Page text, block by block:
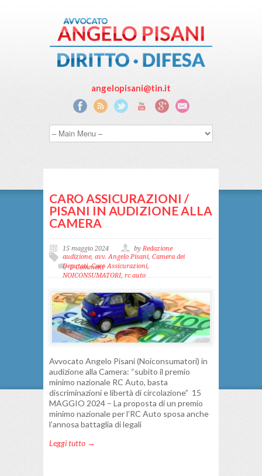
angelopisani@tin.it
CARO ASSICURAZIONI /
PISANI IN AUDIZIONE ALLA
CAMERA
15 maggio 2024 byRedazione
audizione, avv. Angelo Pisani, Camera dei
Deputati,Caro Assicurazioni,
NOICONSUMATORI, rc auto
0 Comment
Avvocato Angelo Pisani (Noiconsumatori) in
audizione alla Camera: “subito il premio
minimo nazionale RC Auto, basta
discriminazioni e libertà di circolazione” 15
MAGGIO 2024 – La proposta di un premio
minimo nazionale per l’RC Auto sposa anche
l’annosa battaglia di legali
Leggi tutto →